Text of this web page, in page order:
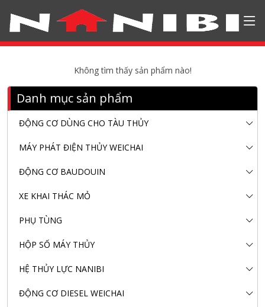
Danh mục sản phẩm
ĐỘNG CƠ DÙNG CHO TÀU THỦY
MÁY PHÁT ĐIỆN THỦY WEICHAI
ĐỘNG CƠ BAUDOUIN
XE KHAI THÁC MỎ
PHỤ TÙNG
HỘP SỐ MÁY THỦY
HỆ THỦY LỰC NANIBI
ĐỘNG CƠ DIESEL WEICHAI
Không tìm thấy sản phẩm nào!